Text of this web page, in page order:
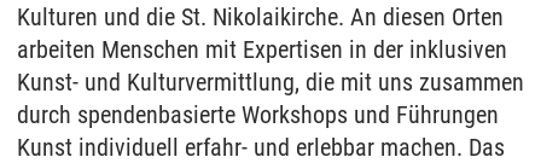
Kulturen und die St. Nikolaikirche. An diesen Orten
arbeiten Menschen mit Expertisen in der inklusiven
Kunst- und Kulturvermittlung, die mit uns zusammen
durch spendenbasierte Workshops und Führungen
Kunst individuell erfahr- und erlebbar machen. Das